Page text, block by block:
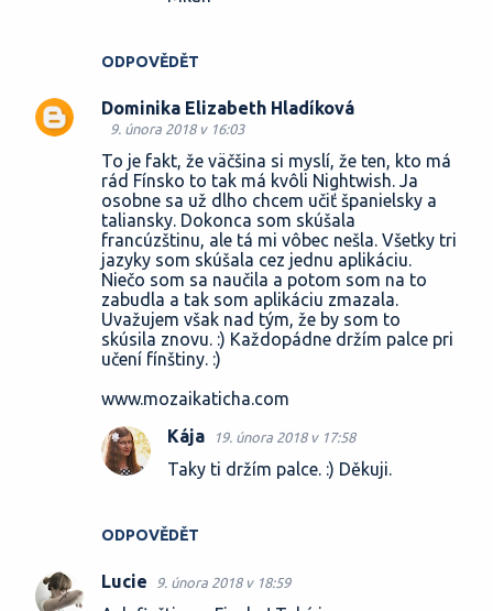
ODPOVĚDĚT
Dominika Elizabeth Hladíková
9. února 2018 v 16:03
To je fakt, že väčšina si myslí, že ten, kto má
rád Fínsko to tak má kvôli Nightwish. Ja
osobne sa už dlho chcem učiť španielsky a
taliansky. Dokonca som skúšala
francúzštinu, ale tá mi vôbec nešla. Všetky tri
jazyky som skúšala cez jednu aplikáciu.
Niečo som sa naučila a potom som na to
zabudla a tak som aplikáciu zmazala.
Uvažujem však nad tým, že by som to
skúsila znovu. :) Každopádne držím palce pri
učení fínštiny. :)
www.mozaikaticha.com
ODPOVĚDĚT
Kája 19. února 2018 v 17:58
Taky ti držím palce. :) Děkuji.
Lucie 9. února 2018 v 18:59